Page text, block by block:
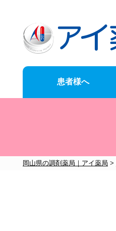
患者様へ
岡山県の調剤薬局｜アイ薬局 >